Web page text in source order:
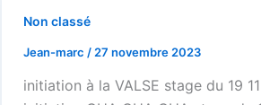
Non classé
Jean-marc / 27 novembre 2023
initiation à la VALSE stage du 19